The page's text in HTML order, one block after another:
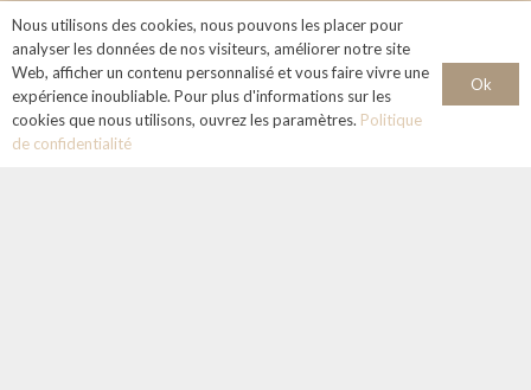
Apprenez la langue française dans un environnement
stimulant et accueillant sous le ciel d’Aix-en-Provence.
Infos & Contact
Nous utilisons des cookies, nous pouvons les placer pour
analyser les données de nos visiteurs, améliorer notre site
Web, afficher un contenu personnalisé et vous faire vivre une
expérience inoubliable. Pour plus d'informations sur les
cookies que nous utilisons, ouvrez les paramètres. Politique
de confidentialité
Ok